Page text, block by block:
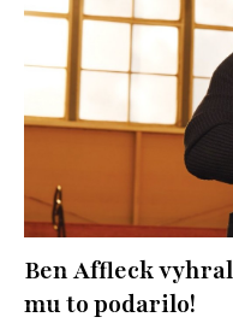
Ben Affleck
mu to podarilo!